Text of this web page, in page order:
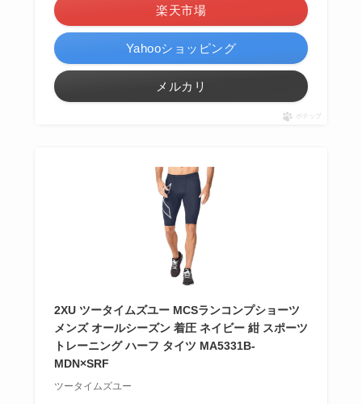
楽天市場
Yahooショッピング
メルカリ
ポチップ
2XU ツータイムズユー MCSランコンプショーツ
メンズ オールシーズン 着圧 ネイビー 紺 スポーツ
トレーニング ハーフ タイツ MA5331B-
MDN×SRF
ツータイムズユー